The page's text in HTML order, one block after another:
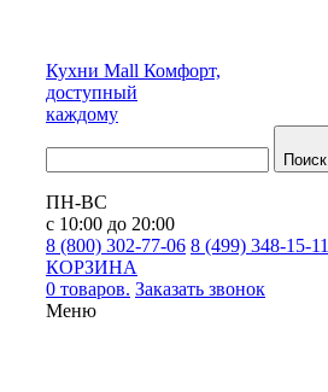
Кухни Mall Комфорт,
доступный
каждому
Поиск
ПН-ВС
с 10:00 до 20:00
8 (800) 302-77-06 8 (499) 348-15-11
КОРЗИНА
0 товаров. Заказать звонок
Меню